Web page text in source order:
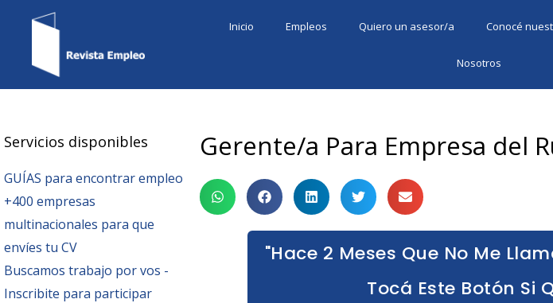
Inicio Empleos Quiero un asesor/a Conocé
Nosotros
Servicios disponibles
GUÍAS para encontrar empleo
+400 empresas
multinacionales para que
envíes tu CV
Buscamos trabajo por vos -
Inscribite para participar
Gerente/a Para Empresa del
"Hace 2 Meses Que No Me
Tocá Este Botón Si